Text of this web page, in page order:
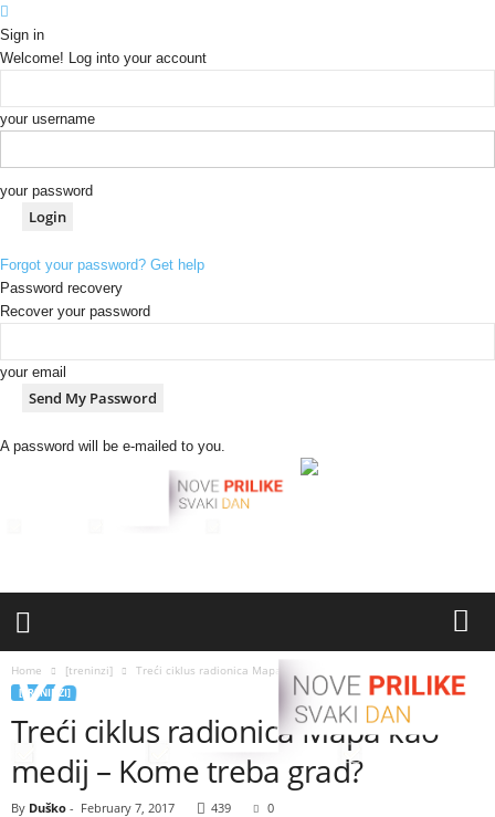
Sign in
Welcome! Log into your account
your username
your password
Forgot your password? Get help
Password recovery
Recover your password
your email
A password will be e-mailed to you.
o
Home [treninzi] Treći ciklus radionica Mapa kao medij – Kome treba grad?
[TRENINZI]
Treći ciklus radionica Mapa kao
medij – Kome treba grad?
By Duško - February 7, 2017 439 0